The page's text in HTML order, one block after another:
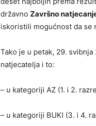
državno Završno
iskoristili mogućnost da se
Tako je u petak, 29.
natjecatelja i to:
– u kategoriji AZ (1. i 2.
– u kategoriji BUKI (3. i 4.